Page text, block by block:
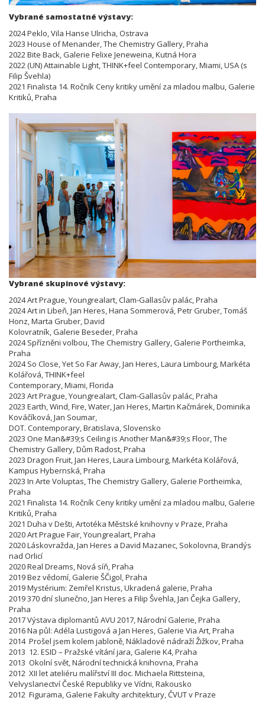
Vybrané samostatné výstavy:
2024 Peklo, Vila Hanse Ulricha, Ostrava
2023 House of Menander, The Chemistry Gallery, Praha
2022 Bite Back, Galerie Felixe Jeneweina, Kutná Hora
2022 (UN) Attainable Light, THINK+feel Contemporary, Miami, USA (s
Filip Švehla)
2021 Finalista 14. Ročník Ceny kritiky umění za mladou malbu, Galerie
Kritiků, Praha
Vybrané skupinové výstavy:
2024 Art Prague, Youngrealart, Clam-Gallasův palác, Praha
2024 Art in Libeň, Jan Heres, Hana Sommerová, Petr Gruber, Tomáš
Honz, Marta Gruber, David
Kolovratník, Galerie Beseder, Praha
2024 Spřízněni volbou, The Chemistry Gallery, Galerie Portheimka,
Praha
2024 So Close, Yet So Far Away, Jan Heres, Laura Limbourg, Markéta
Kolářová, THINK+feel
Contemporary, Miami, Florida
2023 Art Prague, Youngrealart, Clam-Gallasův palác, Praha
2023 Earth, Wind, Fire, Water, Jan Heres, Martin Kačmárek, Dominika
Kováčíková, Jan Soumar,
DOT. Contemporary, Bratislava, Slovensko
2023 One Man&#39;s Ceiling is Another Man&#39;s Floor, The
Chemistry Gallery, Dům Radost, Praha
2023 Dragon Fruit, Jan Heres, Laura Limbourg, Markéta Kolářová,
Kampus Hybernská, Praha
2023 In Arte Voluptas, The Chemistry Gallery, Galerie Portheimka,
Praha
2021 Finalista 14. Ročník Ceny kritiky umění za mladou malbu, Galerie
Kritiků, Praha
2021 Duha v Dešti, Artotéka Městské knihovny v Praze, Praha
2020 Art Prague Fair, Youngrealart, Praha
2020 Láskovražda, Jan Heres a David Mazanec, Sokolovna, Brandýs
nad Orlicí
2020 Real Dreams, Nová síň, Praha
2019 Bez vědomí, Galerie ŠČigol, Praha
2019 Mystérium: Zemřel Kristus, Ukradená galerie, Praha
2019 370 dní slunečno, Jan Heres a Filip Švehla, Jan Čejka Gallery,
Praha
2017 Výstava diplomantů AVU 2017, Národní Galerie, Praha
2016 Na půl: Adéla Lustigová a Jan Heres, Galerie Via Art, Praha
2014 Prošel jsem kolem jabloně, Nákladové nádraží Žižkov, Praha
2013 12. ESID – Pražské vítání jara, Galerie K4, Praha
2013 Okolní svět, Národní technická knihovna, Praha
2012 XII let ateliéru malířství III doc. Michaela Rittsteina,
Velvyslanectví České Republiky ve Vídni, Rakousko
2012 Figurama, Galerie Fakulty architektury,ČVUT v Praze